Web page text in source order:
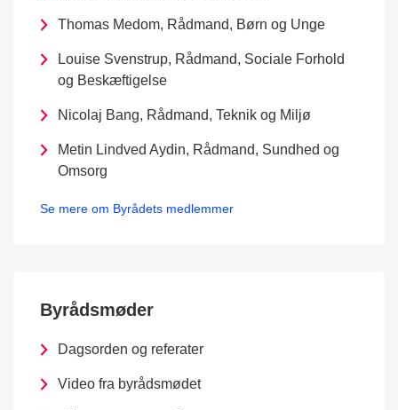
Thomas Medom, Rådmand, Børn og Unge
Louise Svenstrup, Rådmand, Sociale Forhold
og Beskæftigelse
Nicolaj Bang, Rådmand, Teknik og Miljø
Metin Lindved Aydin, Rådmand, Sundhed og
Omsorg
Se mere om Byrådets medlemmer
Byrådsmøder
Dagsorden og referater
Video fra byrådsmødet